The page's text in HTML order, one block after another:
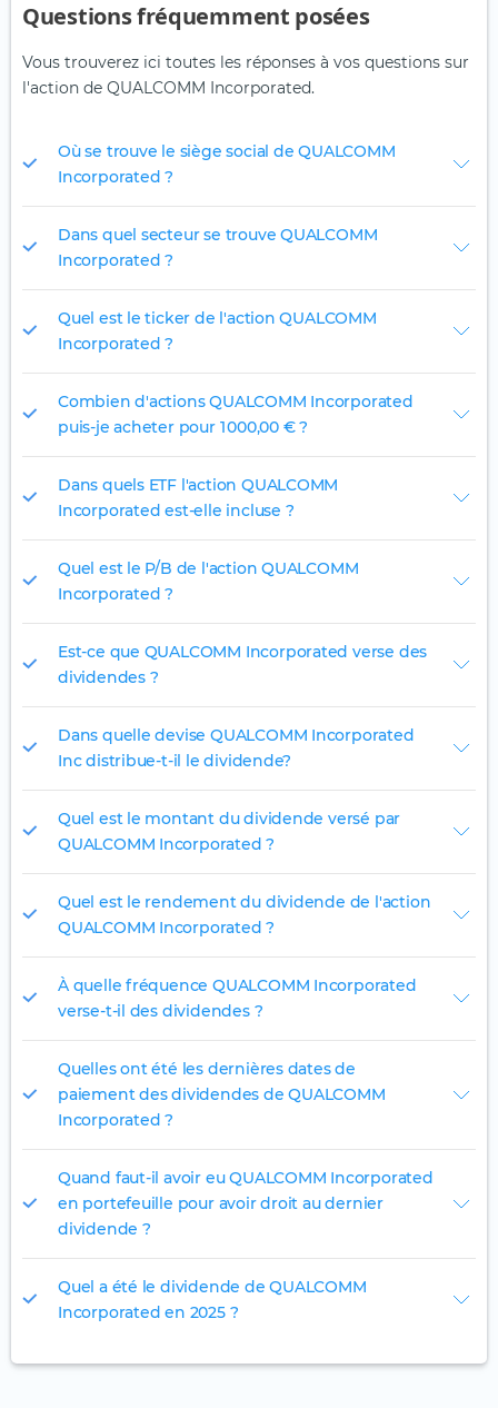
Questions fréquemment posées
Vous trouverez ici toutes les réponses à vos questions sur
l'action de QUALCOMM Incorporated.
Où se trouve le siège social de QUALCOMM
Incorporated ?
Dans quel secteur se trouve QUALCOMM
Incorporated ?
Quel est le ticker de l'action QUALCOMM
Incorporated ?
Combien d'actions QUALCOMM Incorporated
puis-je acheter pour 1 000,00 € ?
Dans quels ETF l'action QUALCOMM
Incorporated est-elle incluse ?
Quel est le P/B de l'action QUALCOMM
Incorporated ?
Est-ce que QUALCOMM Incorporated verse des
dividendes ?
Dans quelle devise QUALCOMM Incorporated
Inc distribue-t-il le dividende?
Quel est le montant du dividende versé par
QUALCOMM Incorporated ?
Quel est le rendement du dividende de l'action
QUALCOMM Incorporated ?
À quelle fréquence QUALCOMM Incorporated
verse-t-il des dividendes ?
Quelles ont été les dernières dates de
paiement des dividendes de QUALCOMM
Incorporated ?
Quand faut-il avoir eu QUALCOMM Incorporated
en portefeuille pour avoir droit au dernier
dividende ?
Quel a été le dividende de QUALCOMM
Incorporated en 2025 ?